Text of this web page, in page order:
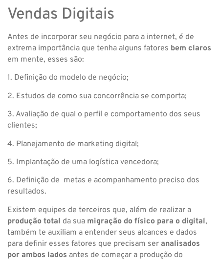
Vendas Digitais
Antes de incorporar seu negócio para a internet, é de
extrema importância que tenha alguns fatores bem claros
em mente, esses são:
1. Definição do modelo de negócio;
2. Estudos de como sua concorrência se comporta;
3. Avaliação de qual o perfil e comportamento dos seus
clientes;
4. Planejamento de marketing digital;
5. Implantação de uma logística vencedora;
6. Definição de metas e acompanhamento preciso dos
resultados.
Existem equipes de terceiros que, além de realizar a
produção total da sua migração do físico para o digital,
também te auxiliam a entender seus alcances e dados
para definir esses fatores que precisam ser analisados
por ambos lados antes de começar a produção do